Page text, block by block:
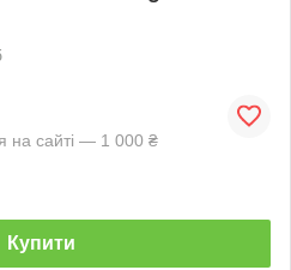
на сайті — 1 000 ₴
Купити